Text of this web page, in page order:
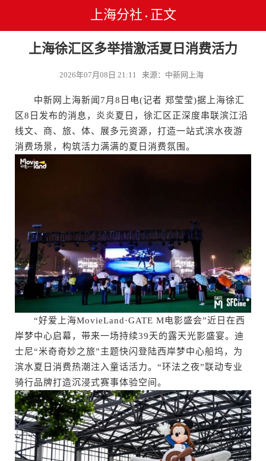
上海分社 • 正文
上海徐汇区多举措激活夏日消费活力
2026年07月08日 21:11 来源：中新网上海
中新网上海新闻7月8日电(记者 郑莹莹)据上海徐汇
区8日发布的消息，炎炎夏日，徐汇区正深度串联滨江沿
线文、商、旅、体、展多元资源，打造一站式滨水夜游
消费场景，构筑活力满满的夏日消费氛围。
“好爱上海MovieLand·GATE M电影盛会”近日在西
岸梦中心启幕，带来一场持续39天的露天光影盛宴。迪
士尼“米奇奇妙之旅”主题快闪登陆西岸梦中心船坞，为
滨水夏日消费热潮注入童话活力。“环法之夜”联动专业
骑行品牌打造沉浸式赛事体验空间。